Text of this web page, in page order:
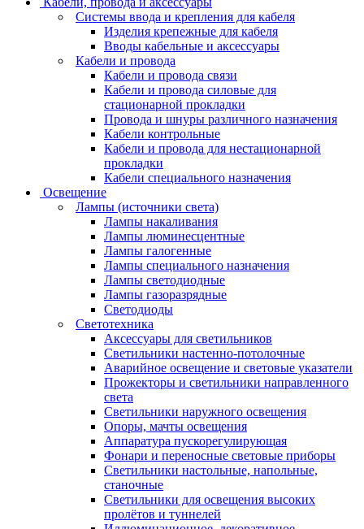
Системы ввода и крепления для кабеля
Изделия крепежные для кабеля
Вводы кабельные и аксессуары
Кабели и провода
Кабели и провода связи
Кабели и провода силовые для
стационарной прокладки
Провода и шнуры различного назначения
Кабели контрольные
Кабели и провода для нестационарной
прокладки
Кабели специального назначения
Освещение
Лампы (источники света)
Лампы накаливания
Лампы люминесцентные
Лампы галогенные
Лампы специального назначения
Лампы светодиодные
Лампы газоразрядные
Светодиоды
Светотехника
Аксессуары для светильников
Светильники настенно-потолочные
Аварийное освещение и световые указатели
Прожекторы и светильники направленного
света
Светильники наружного освещения
Опоры, мачты освещения
Аппаратура пускорегулирующая
Фонари и переносные световые приборы
Светильники настольные, напольные,
станочные
Светильники для освещения высоких
пролётов и туннелей